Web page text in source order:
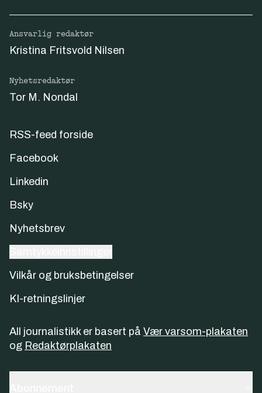
Ansvarlig redaktør
Kristina Fritsvold Nilsen
Nyhetsredaktør
Tor M. Nondal
RSS-feed forside
Facebook
Linkedin
Bsky
Nyhetsbrev
Vilkår og bruksbetingelser
KI-retningslinjer
All journalistikk er basert på Vær varsom-plakaten
og Redaktørplakaten